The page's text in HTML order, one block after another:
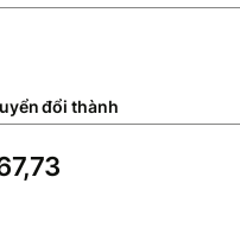
đổi thành